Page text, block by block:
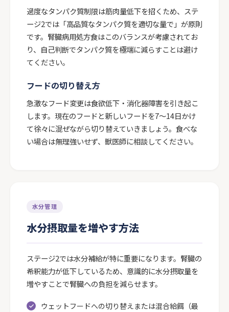
過度なタンパク質制限は筋肉量低下を招くため、ステ
ージ2では「高品質なタンパク質を適切な量で」が原則
です。腎臓病用処方食はこのバランスが考慮されてお
り、自己判断でタンパク質を極端に減らすことは避け
てください。
フードの切り替え方
急激なフード変更は食欲低下・消化器障害を引き起こ
します。現在のフードと新しいフードを7〜14日かけ
て徐々に混ぜながら切り替えていきましょう。食べな
い場合は無理強いせず、獣医師に相談してください。
水分管理
水分摂取量を増やす方法
ステージ2では水分補給が特に重要になります。腎臓の
希釈能力が低下しているため、意識的に水分摂取量を
増やすことで腎臓への負担を減らせます。
ウェットフードへの切り替えまたは混合給餌（最